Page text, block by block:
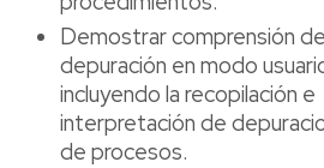
Demostrar comprensión
depuración en modo
incluyendo la recopilación e
interpretación de
de procesos.